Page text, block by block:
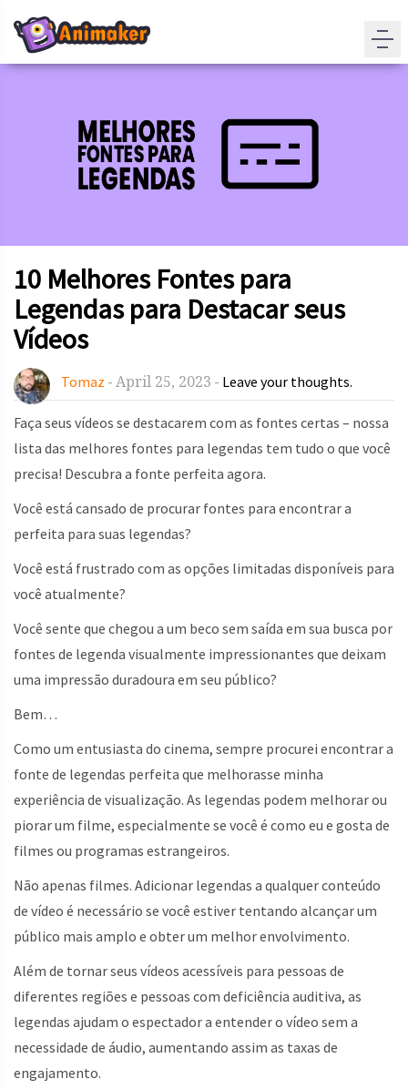
10 Melhores Fontes para
Legendas para Destacar seus
Vídeos
Tomaz - April 25, 2023 - Leave your thoughts.
Faça seus vídeos se destacarem com as fontes certas – nossa
lista das melhores fontes para legendas tem tudo o que você
precisa! Descubra a fonte perfeita agora.
Você está cansado de procurar fontes para encontrar a
perfeita para suas legendas?
Você está frustrado com as opções limitadas disponíveis para
você atualmente?
Você sente que chegou a um beco sem saída em sua busca por
fontes de legenda visualmente impressionantes que deixam
uma impressão duradoura em seu público?
Bem…
Como um entusiasta do cinema, sempre procurei encontrar a
fonte de legendas perfeita que melhorasse minha
experiência de visualização. As legendas podem melhorar ou
piorar um filme, especialmente se você é como eu e gosta de
filmes ou programas estrangeiros.
Não apenas filmes. Adicionar legendas a qualquer conteúdo
de vídeo é necessário se você estiver tentando alcançar um
público mais amplo e obter um melhor envolvimento.
Além de tornar seus vídeos acessíveis para pessoas de
diferentes regiões e pessoas com deficiência auditiva, as
legendas ajudam o espectador a entender o vídeo sem a
necessidade de áudio, aumentando assim as taxas de
engajamento.